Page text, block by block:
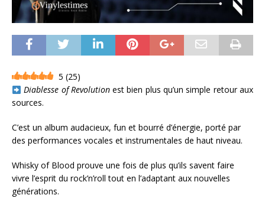
5 (25)
Diablesse of Revolutionest bien plus qu’un simple retour aux
sources.
C’est un album audacieux, fun et bourré d’énergie, porté par
des performances vocales et instrumentales de haut niveau.
Whisky of Blood prouve une fois de plus qu’ils savent faire
vivre l’esprit du rock’n’roll tout en l’adaptant aux nouvelles
générations.